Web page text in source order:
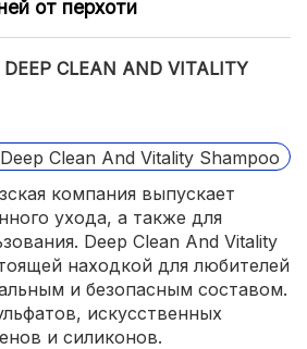
от перхоти
DEEP CLEAN AND VITALITY
компания выпускает
ухода, а также для
Deep Clean And Vitality
находкой для любителей
и безопасным составом.
искусственных
и силиконов.